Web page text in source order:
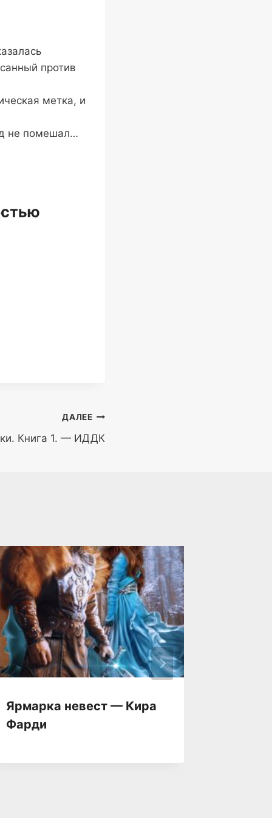
против
метка, и
не помешал…
ДАЛЕЕ
Книга 1. — ИДДК
Ярмарка невест — Кира
Фарди